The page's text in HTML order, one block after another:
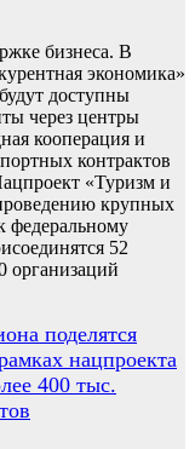
бизнеса. В
экономика»
доступны
через центры
кооперация и
контрактов
«Туризм и
крупных
федеральному
52
организаций
поделятся
нацпроекта
400 тыс.